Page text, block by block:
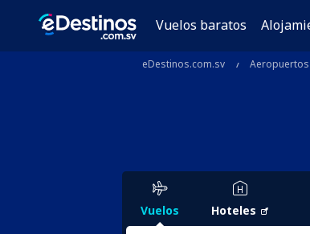
Vuelos baratos
eDestinos.com.sv Aeropuertos
Vuelos Hoteles